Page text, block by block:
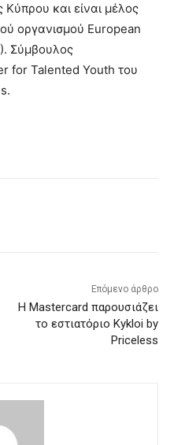
Κύπρου και είναι μέλος
οργανισμού European
Σύμβουλος
for Talented Youth του
Επόμενο άρθρο
Η Mastercard παρουσιάζει
το εστιατόριο Kykloi by
Priceless